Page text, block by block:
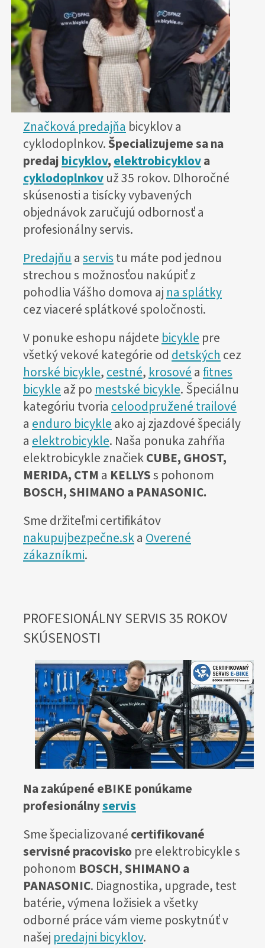
Značková predajňabicyklov a
cyklodoplnkov.Špecializujeme sa na
predajbicyklov,elektrobicyklova
cyklodoplnkovuž 35 rokov. Dlhoročné
skúsenosti a tisícky vybavených
objednávok zaručujú odbornosť a
profesionálny servis.
Predajňuaservistu máte pod jednou
strechou s možnosťou nakúpiť z
pohodlia Vášho domova ajna splátky
cez viaceré splátkové spoločnosti.
V ponuke eshopu nájdetebicyklepre
všetký vekové kategórie oddetskýchcez
horské bicykle,cestné,krosovéafitnes
bicykleaž pomestské bicykle. Špeciálnu
kategóriu tvoriaceloodpružené trailové
aenduro bicykleako aj zjazdové špeciály
aelektrobicykle. Naša ponuka zahŕňa
elektrobicykle značiekCUBE, GHOST,
MERIDA, CTMa KELLYSs pohonom
BOSCH, SHIMANO a PANASONIC.
Sme držiteľmi certifikátov
nakupujbezpečne.skaOverené
zákazníkmi.
PROFESIONÁLNY SERVIS 35 ROKOV
SKÚSENOSTI
Na zakúpené eBIKE ponúkame
profesionálnyservis
Sme špecializovanécertifikované
servisné pracoviskopre elektrobicykle s
pohonom BOSCH,SHIMANO a
PANASONIC. Diagnostika, upgrade, test
batérie, výmena ložisiek a všetky
odborné práce vám vieme poskytnúť v
našej predajni bicyklov.